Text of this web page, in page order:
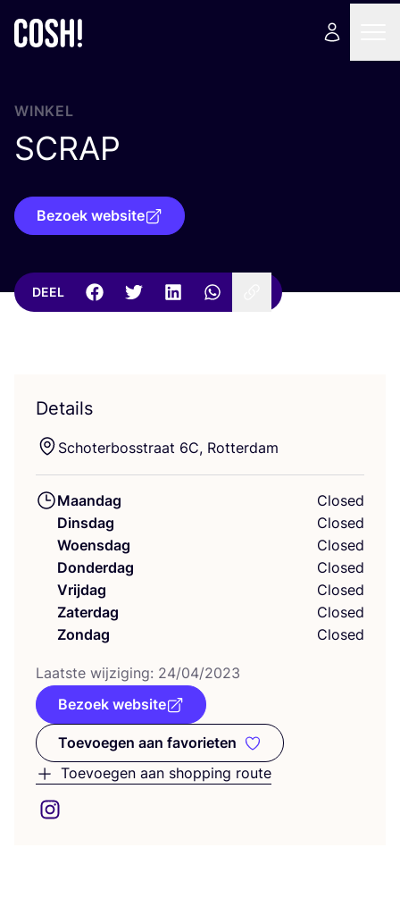
WINKEL
SCRAP
Bezoek website
DEEL
Details
Scho­ter­bos­straat 6C, Rotterdam
Maandag
Closed
Dinsdag
Closed
Woensdag
Closed
Donderdag
Closed
Vrijdag
Closed
Zaterdag
Closed
Zondag
Closed
Laat­ste wij­zi­ging: 24/04/2023
Bezoek website
Toevoegen aan favorieten
Toevoegen aan favorieten
Toevoegen aan shopping route